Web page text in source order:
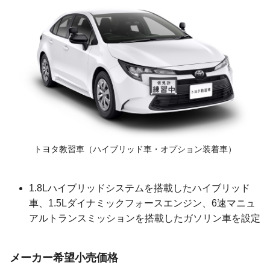
トヨタ教習車 （ハイブリッド車・オプション装着車）
1.8Lハイブリッドシステムを搭載したハイブリッド
車、1.5Lダイナミックフォースエンジン、6速マニュ
アルトランスミッションを搭載したガソリン車を設定
メーカー希望小売価格